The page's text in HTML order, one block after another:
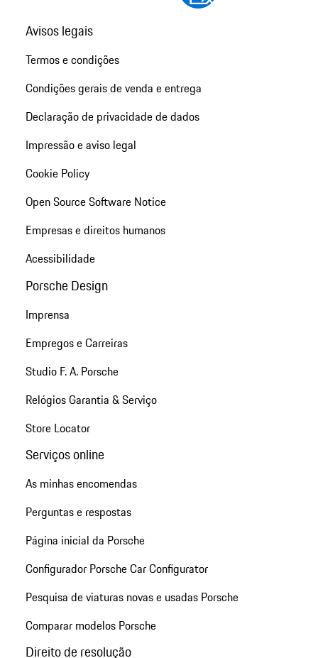
Avisos legais
Termos e condições
Condições gerais de venda e entrega
Declaração de privacidade de dados
Impressão e aviso legal
Cookie Policy
Open Source Software Notice
Empresas e direitos humanos
Acessibilidade
Porsche Design
Imprensa
Empregos e Carreiras
Studio F. A. Porsche
Relógios Garantia & Serviço
Store Locator
Serviços online
As minhas encomendas
Perguntas e respostas
Página inicial da Porsche
Configurador Porsche Car Configurator
Pesquisa de viaturas novas e usadas Porsche
Comparar modelos Porsche
Direito de resolução